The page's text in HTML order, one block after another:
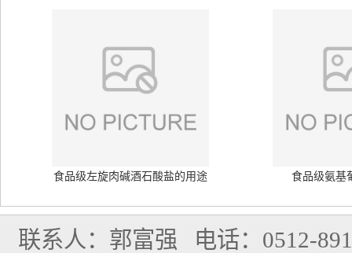
食品级左旋肉碱酒石酸盐的用途 食品级氨基
联系人：郭富强 电话：0512-